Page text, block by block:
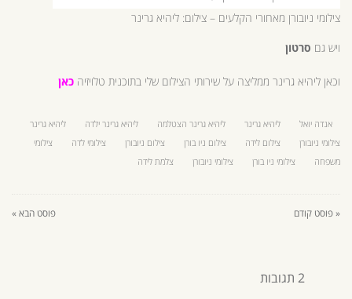
צילומי ניובורן מאחורי הקלעים – צילום: ליהיא גרינר
ויש גם סרטון
וכאן ליהיא גרינר ממליצה על שירותי הצילום שלי בתוכנית טלויזיה כאן
אנדה יואל ליהיא גרינר ליהיא גרינר הצטלמה ליהיא גרינר ילדה
ליהיא גרינר
צילומי ניובורן
צילום לידה צילום ניו בורן צילום ניובורן צילומי לדה
צילומי
משפחה
צילומי ניו בורן צילומי ניובורן צלמת לידה
« פוסט קודם פוסט הבא »
2 תגובות